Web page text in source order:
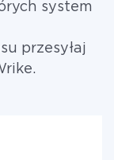
system
przesyłaj